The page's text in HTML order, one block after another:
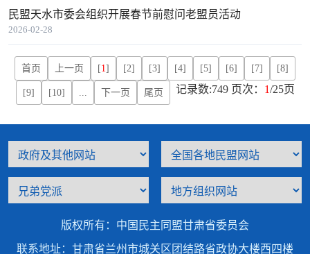
2026-02-28
民盟天水市委会组织开展春节前慰问老盟员活动
首页 上一页 [1 ] [2] [3] [4] [5] [6] [7] [8]
[9] [10] 下一页 尾页 记录数:749 页次： 1/25页
版权所有：中国民主同盟甘肃省委员会
联系地址：甘肃省兰州市城关区团结路省政协大楼西四楼